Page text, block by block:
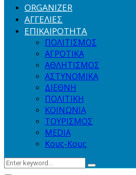
ORGANIZER
ΑΓΓΕΛΙΕΣ
ΕΠΙΚΑΙΡΟΤΗΤΑ
ΠΟΛΙΤΙΣΜΟΣ
ΑΓΡΟΤΙΚΑ
ΑΘΛΗΤΙΣΜΟΣ
ΑΣΤΥΝΟΜΙΚΑ
ΔΙΕΘΝΗ
ΠΟΛΙΤΙΚΗ
ΚΟΙΝΩΝΙΑ
ΤΟΥΡΙΣΜΟΣ
MEDIA
Κους-Κους
Search
Search